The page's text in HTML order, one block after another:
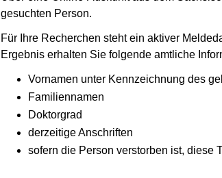
gesuchten Person.
Für Ihre Recherchen steht ein aktiver
Ergebnis erhalten Sie folgende amtliche
Vornamen unter Kennzeichnung des
Familiennamen
Doktorgrad
derzeitige Anschriften
sofern die Person verstorben ist, diese